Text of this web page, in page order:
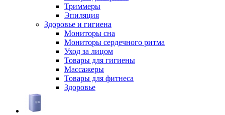
Триммеры
Эпиляция
Здоровье и гигиена
Мониторы сна
Мониторы сердечного ритма
Уход за лицом
Товары для гигиены
Массажеры
Товары для фитнеса
Здоровье